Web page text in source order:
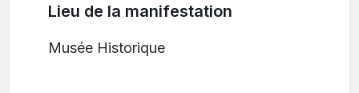
Lieu de la manifestation
Musée Historique